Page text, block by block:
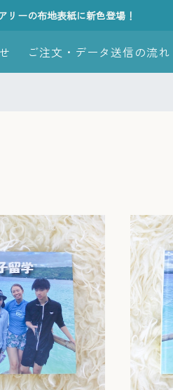
リーの布地表紙に新色登場！
ご注文・データ送信の流れ